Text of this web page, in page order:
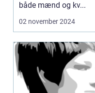
både mænd og kv...
02 november 2024